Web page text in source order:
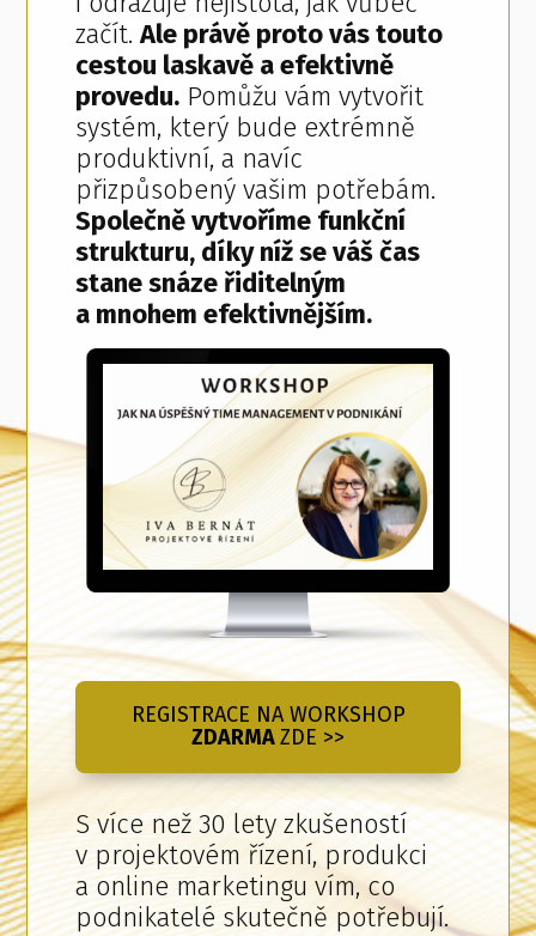
začít.Ale právě proto vás touto
cestou laskavě a efektivně
provedu. Pomůžu vám vytvořit
systém, který bude extrémně
produktivní, a navíc
přizpůsobený vašim potřebám.
Společně vytvoříme funkční
strukturu, díky níž se váš čas
stane snáze řiditelným
a mnohem efektivnějším.
REGISTRACE NA WORKSHOP
ZDARMAZDE >>
S více než 30 lety zkušeností
v projektovém řízení, produkci
a online marketingu vím, co
podnikatelé skutečně potřebují.